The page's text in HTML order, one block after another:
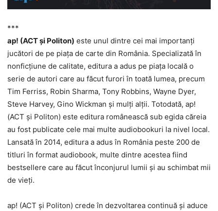
***
ap! (ACT și Politon) este unul dintre cei mai importanți
jucători de pe piața de carte din România. Specializată în
nonficțiune de calitate, editura a adus pe piața locală o
serie de autori care au făcut furori în toată lumea, precum
Tim Ferriss, Robin Sharma, Tony Robbins, Wayne Dyer,
Steve Harvey, Gino Wickman și mulți alții. Totodată, ap!
(ACT și Politon) este editura românească sub egida căreia
au fost publicate cele mai multe audiobookuri la nivel local.
Lansată în 2014, editura a adus în România peste 200 de
titluri în format audiobook, multe dintre acestea fiind
bestsellere care au făcut înconjurul lumii și au schimbat mii
de vieți.
ap! (ACT și Politon) crede în dezvoltarea continuă și aduce